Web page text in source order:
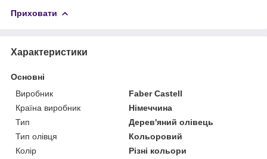
Приховати
Характеристики
Основні
Виробник
Faber Castell
Країна виробник
Німеччина
Тип
Дерев'яний олівець
Тип олівця
Кольоровий
Колір
Різні кольори